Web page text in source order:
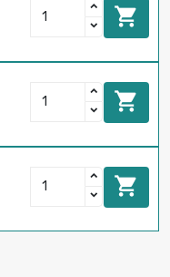


